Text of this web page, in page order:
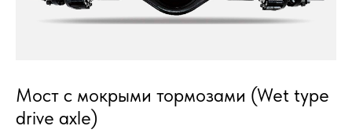
Мост с мокрыми тормозами (Wet type
drive axle)